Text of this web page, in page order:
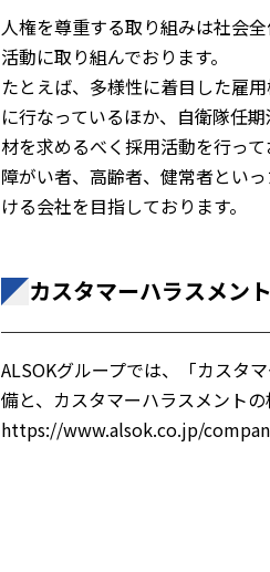
人権を尊重する取り組みは社会
活動に取り組んでおります。
たとえば、多様性に着目した雇
に行なっているほか、自衛隊任
材を求めるべく採用活動を行って
障がい者、高齢者、健常者とい
ける会社を目指しております。
カスタマーハラスメン
ALSOKグループでは、「カスタ
備と、カスタマーハラスメント
https://www.alsok.co.jp/